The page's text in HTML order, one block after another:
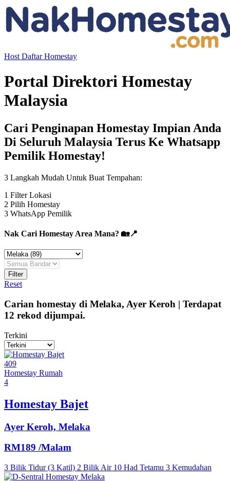
Host Daftar Homestay
Portal Direktori Homestay
Malaysia
Cari Penginapan Homestay Impian Anda
Di Seluruh Malaysia Terus Ke Whatsapp
Pemilik Homestay!
3 Langkah Mudah Untuk Buat Tempahan:
1 Filter Lokasi
2 Pilih Homestay
3 WhatsApp Pemilik
Nak Cari Homestay Area Mana? 🏡📍
Filter
Reset
Carian homestay di Melaka, Ayer Keroh | Terdapat
12 rekod dijumpai.
Terkini
409
Homestay Rumah
4
Homestay Bajet
Ayer Keroh, Melaka
RM189 /Malam
3 Bilik Tidur (3 Katil) 2 Bilik Air 10 Had Tetamu 3 Kemudahan